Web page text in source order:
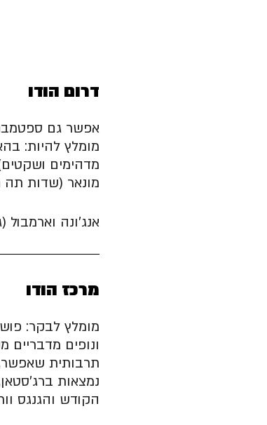
דרום הודו
אפשר גם
מומלץ להיות:
מדהימים
מונאר (שדות תה
אנג׳ונה
מרכז הודו
מומלץ לבקר:
ונופים מדבריים
תרבותית
נמצאות
הקודש והגנגס